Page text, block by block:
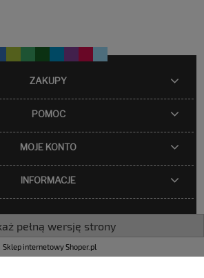
ZAKUPY
POMOC
MOJE KONTO
INFORMACJE
pełną wersję strony
Sklep internetowy Shoper.pl